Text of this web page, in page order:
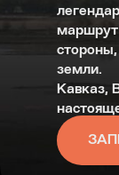
маршрут
земли.
Кавказ,